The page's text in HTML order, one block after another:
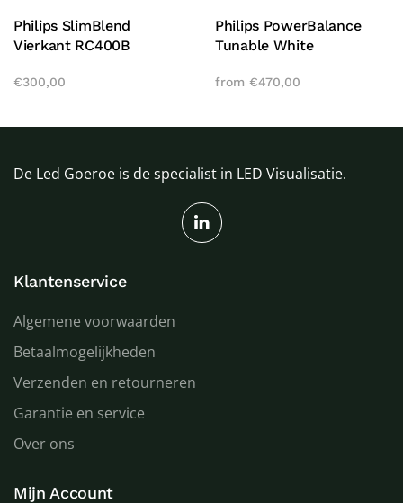
Philips SlimBlend
Vierkant RC400B
€300,00
Philips PowerBalance
Tunable White
from €470,00
De Led Goeroe is de specialist in LED Visualisatie.
Klantenservice
Algemene voorwaarden
Betaalmogelijkheden
Verzenden en retourneren
Garantie en service
Over ons
Mijn Account